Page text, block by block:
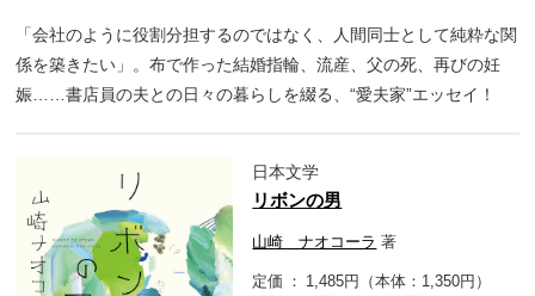
「会社のように役割分担するのではなく、人間同士として純粋な関
係を築きたい」。布で作った結婚指輪、流産、父の死、再びの妊
娠……書店員の夫との日々の暮らしを綴る、“愛夫家”エッセイ！
日本文学
リボンの男
山崎 ナオコーラ 著
定価
1,485円（本体：1,350円）